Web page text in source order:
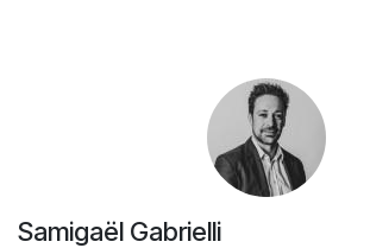
Samigaël Gabrielli